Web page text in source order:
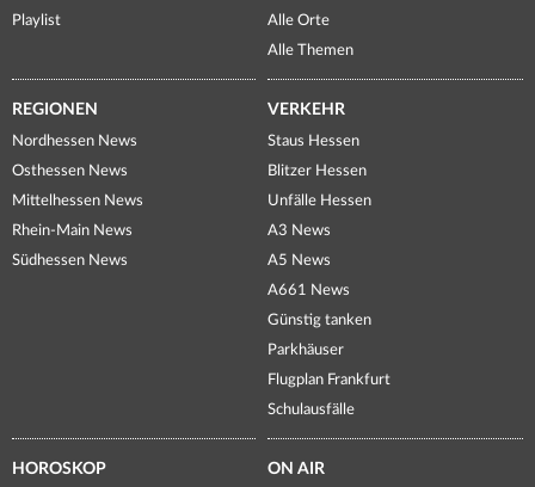
Playlist
Alle Orte
Alle Themen
REGIONEN
Nordhessen News
Osthessen News
Mittelhessen News
Rhein-Main News
Südhessen News
VERKEHR
Staus Hessen
Blitzer Hessen
Unfälle Hessen
A3 News
A5 News
A661 News
Günstig tanken
Parkhäuser
Flugplan Frankfurt
Schulausfälle
HOROSKOP ON AIR